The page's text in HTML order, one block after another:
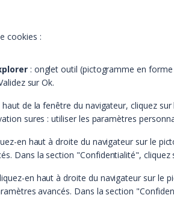
cookies :
: onglet outil (pictogramme en
sur Ok.
haut de la fenêtre du navigateur, cliquez
sures : utiliser les paramètres
en haut à droite du navigateur sur le
Dans la section "Confidentialité",
en haut à droite du navigateur sur le
avancés. Dans la section